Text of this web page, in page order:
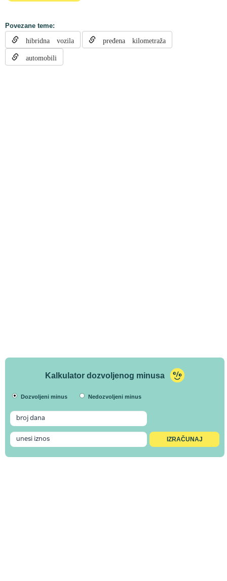
Povezane teme:
hibridna vozila pređena kilometraža
automobili
Kalkulator dozvoljenog minusa
Dozvoljeni minus Nedozvoljeni minus